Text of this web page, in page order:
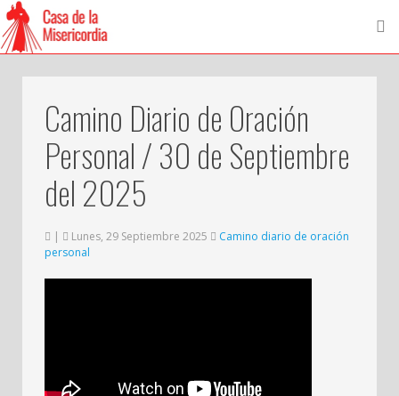
Camino Diario de Oración
Personal / 30 de Septiembre
del 2025
| Lunes, 29 Septiembre 2025
Camino diario de oración
personal